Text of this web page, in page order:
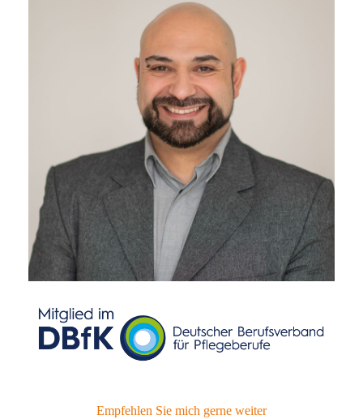
Empfehlen Sie mich gerne weiter